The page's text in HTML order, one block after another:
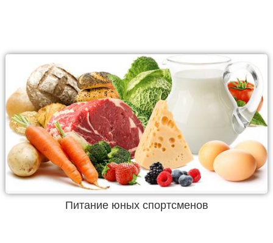
Питание юных спортсменов